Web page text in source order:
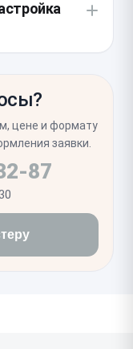
что портит
Также
чтобы
Если камера
цене и формату
заявки.
87